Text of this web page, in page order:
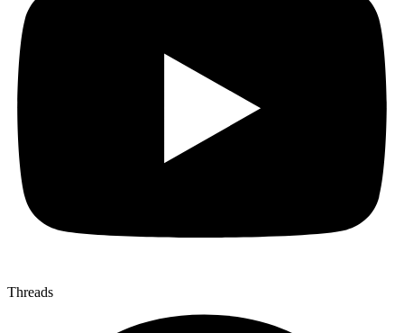
Threads